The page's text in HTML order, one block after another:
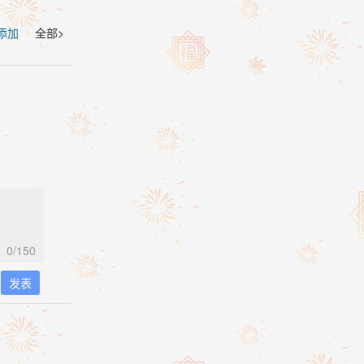
全部>
加
0/150
发表